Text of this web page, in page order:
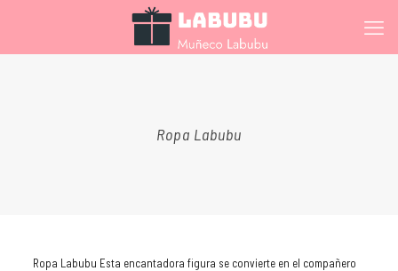
Ropa Labubu
Ropa Labubu Esta encantadora figura se convierte en el compañero